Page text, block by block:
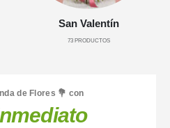
San Valentín
73PRODUCTOS
de Flores 💐 con